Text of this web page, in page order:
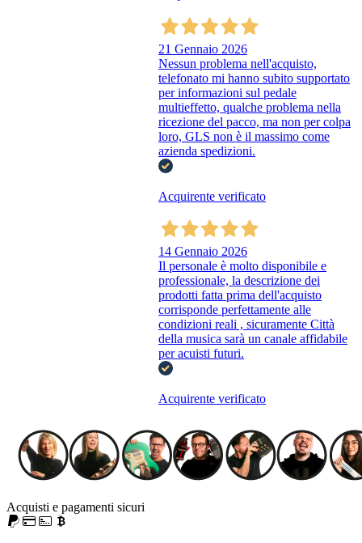
21 Gennaio 2026
Nessun problema nell'acquisto,
telefonato mi hanno subito supportato
per informazioni sul pedale
multieffetto, qualche problema nella
ricezione del pacco, ma non per colpa
loro, GLS non è il massimo come
azienda spedizioni.
Acquirente verificato
14 Gennaio 2026
Il personale è molto disponibile e
professionale, la descrizione dei
prodotti fatta prima dell'acquisto
corrisponde perfettamente alle
condizioni reali , sicuramente Città
della musica sarà un canale affidabile
per acuisti futuri.
Acquirente verificato
Acquisti e pagamenti sicuri